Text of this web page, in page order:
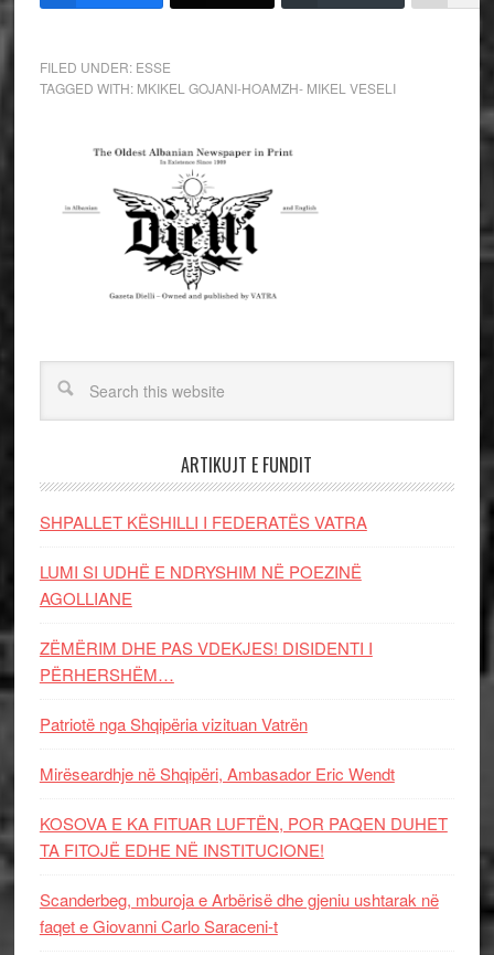
FILED UNDER: ESSE
TAGGED WITH: MKIKEL GOJANI-HOAMZH- MIKEL VESELI
ARTIKUJT E FUNDIT
SHPALLET KËSHILLI I FEDERATËS VATRA
LUMI SI UDHË E NDRYSHIM NË POEZINË
AGOLLIANE
ZËMËRIM DHE PAS VDEKJES! DISIDENTI I
PËRHERSHËM…
Patriotë nga Shqipëria vizituan Vatrën
Mirëseardhje në Shqipëri, Ambasador Eric Wendt
KOSOVA E KA FITUAR LUFTËN, POR PAQEN DUHET
TA FITOJË EDHE NË INSTITUCIONE!
Scanderbeg, mburoja e Arbërisë dhe gjeniu ushtarak në
faqet e Giovanni Carlo Saraceni-t